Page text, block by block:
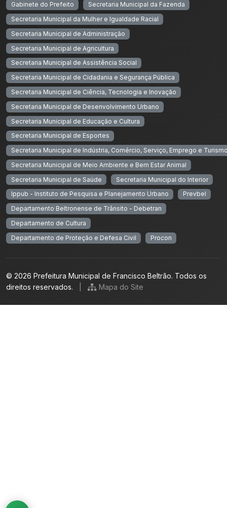
Gabinete do Prefeito
Secretaria Municipal da Fazenda
Secretaria Municipal da Mulher e Igualdade Racial
Secretaria Municipal de Administração
Secretaria Municipal de Agricultura
Secretaria Municipal de Assistência Social
Secretaria Municipal de Cidadania e Segurança Pública
Secretaria Municipal de Ciência, Tecnologia e Inovação
Secretaria Municipal de Desenvolvimento Urbano
Secretaria Municipal de Educação e Cultura
Secretaria Municipal de Esportes
Secretaria Municipal de Indústria, Comércio, Serviço, Emprego e
Secretaria Municipal de Meio Ambiente e Bem Estar Animal
Secretaria Municipal de Saúde
Secretaria Municipal do Interior
Ippub - Instituto de Pesquisa e Planejamento Urbano
Prevbel
Departamento Beltronense de Trânsito - Debetran
Departamento de Cultura
Departamento de Proteção e Defesa Civil
Procon
© 2026 Prefeitura Municipal de Francisco Beltrão. Todos os
direitos reservados.
Mapa do Site